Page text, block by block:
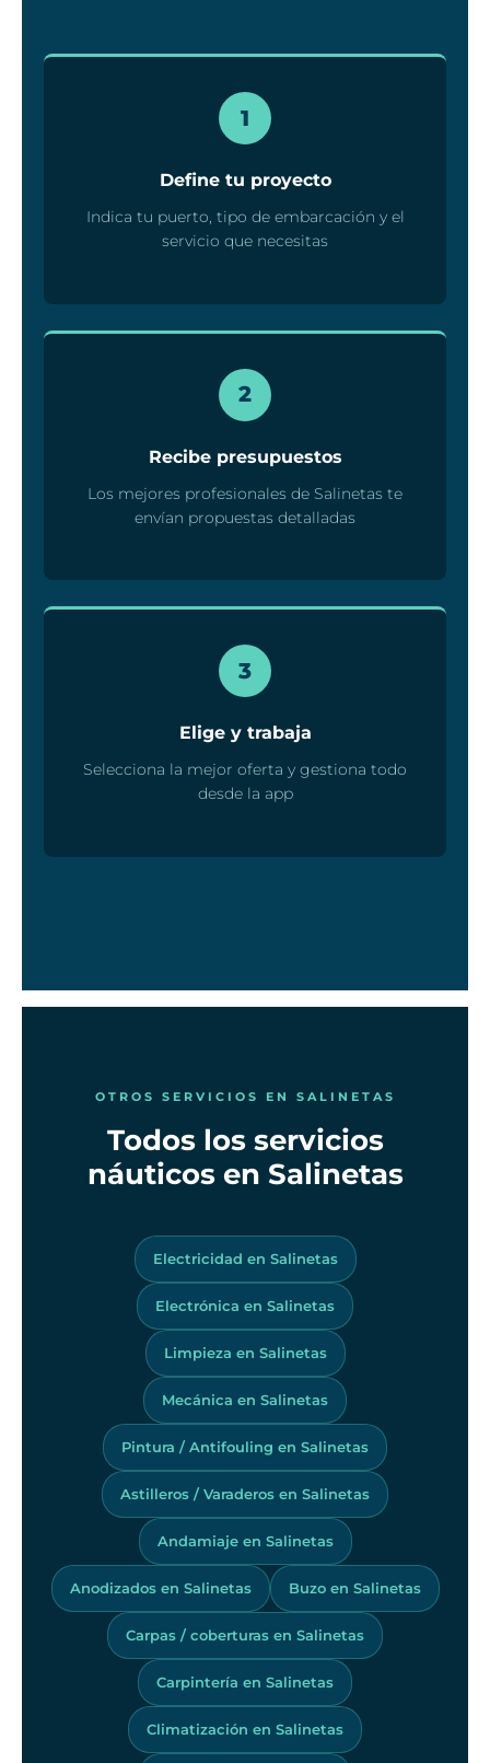
1
Define tu proyecto
Indica tu puerto, tipo de embarcación y el
servicio que necesitas
2
Recibe presupuestos
Los mejores profesionales de Salinetas te
envían propuestas detalladas
3
Elige y trabaja
Selecciona la mejor oferta y gestiona todo
desde la app
OTROS SERVICIOS EN SALINETAS
Todos los servicios
náuticos en Salinetas
Electricidad en Salinetas
Electrónica en Salinetas
Limpieza en Salinetas
Mecánica en Salinetas
Pintura / Antifouling en Salinetas
Astilleros / Varaderos en Salinetas
Andamiaje en Salinetas
Anodizados en Salinetas Buzo en Salinetas
Carpas / coberturas en Salinetas
Carpintería en Salinetas
Climatización en Salinetas